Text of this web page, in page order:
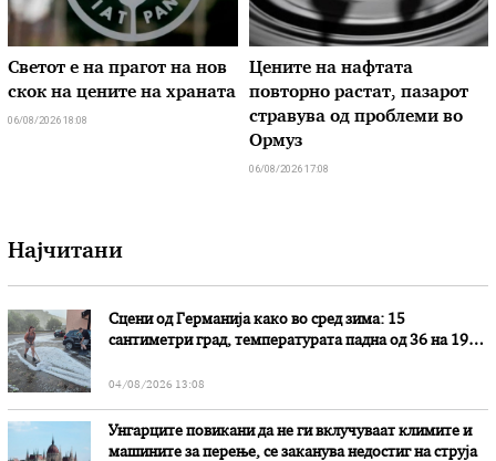
Светот е на прагот на нов
скок на цените на храната
06/08/2026 18:08
Цените на нафтата
повторно растат, пазарот
стравува од проблеми во
Ормуз
06/08/2026 17:08
Најчитани
Сцени од Германија како во сред зима: 15
сантиметри град, температурата падна од 36 на 19
04/08/2026 13:08
Унгарците повикани да не ги вклучуваат климите и
машините за перење, се заканува недостиг на струја